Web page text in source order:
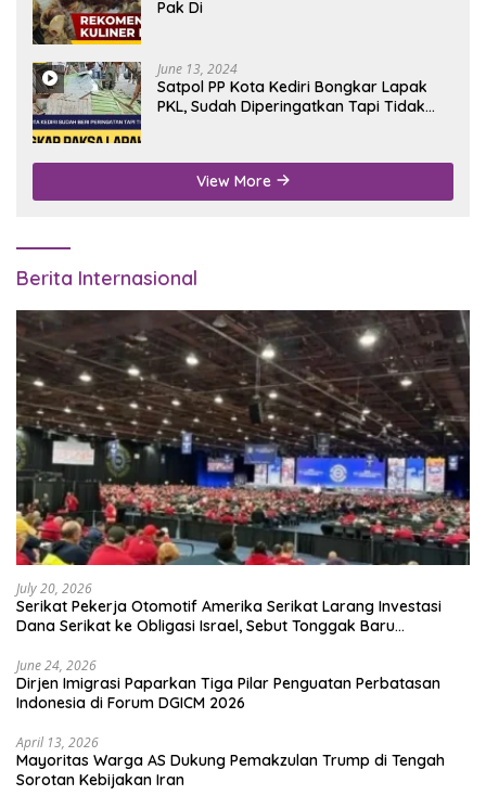
Pak Di
June 13, 2024
Satpol PP Kota Kediri Bongkar Lapak
PKL, Sudah Diperingatkan Tapi Tidak
View More
Berita Internasional
July 20, 2026
Serikat Pekerja Otomotif Amerika Serikat Larang Investasi
Dana Serikat ke Obligasi Israel, Sebut Tonggak Baru
June 24, 2026
Dirjen Imigrasi Paparkan Tiga Pilar Penguatan Perbatasan
Indonesia di Forum DGICM 2026
April 13, 2026
Mayoritas Warga AS Dukung Pemakzulan Trump di Tengah
Sorotan Kebijakan Iran